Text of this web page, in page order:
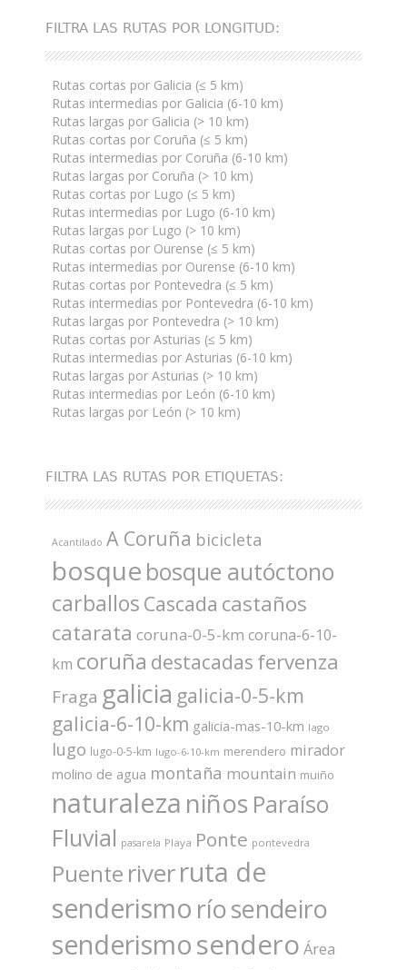
FILTRA LAS RUTAS POR LONGITUD:
Rutas cortas por Galicia (≤ 5 km)
Rutas intermedias por Galicia (6-10 km)
Rutas largas por Galicia (> 10 km)
Rutas cortas por Coruña (≤ 5 km)
Rutas intermedias por Coruña (6-10 km)
Rutas largas por Coruña (> 10 km)
Rutas cortas por Lugo (≤ 5 km)
Rutas intermedias por Lugo (6-10 km)
Rutas largas por Lugo (> 10 km)
Rutas cortas por Ourense (≤ 5 km)
Rutas intermedias por Ourense (6-10 km)
Rutas cortas por Pontevedra (≤ 5 km)
Rutas intermedias por Pontevedra (6-10 km)
Rutas largas por Pontevedra (> 10 km)
Rutas cortas por Asturias (≤ 5 km)
Rutas intermedias por Asturias (6-10 km)
Rutas largas por Asturias (> 10 km)
Rutas intermedias por León (6-10 km)
Rutas largas por León (> 10 km)
FILTRA LAS RUTAS POR ETIQUETAS:
Acantilado A Coruña bicicleta
bosque bosque autóctono
carballos Cascada castaños
catarata coruna-0-5-km coruna-6-10-
km coruña destacadas fervenza
Fraga galicia galicia-0-5-km
galicia-6-10-km galicia-mas-10-km lago
lugo lugo-0-5-km lugo-6-10-km merendero mirador
molino de agua montaña mountain muiño
naturaleza niños Paraíso
Fluvial pasarela Playa Ponte pontevedra
Puente riverruta de
senderismo ríosendeiro
senderismosendero Área